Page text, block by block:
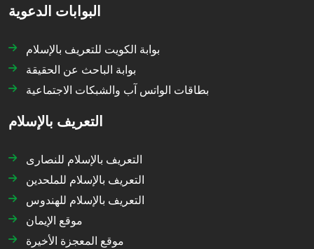
البوابات الدعوية
بوابة الكويت للتعريف بالإسلام
بوابة الباحث عن الحقيقة
بطاقات الواتس آب والشبكات الاجتماعية
التعريف بالإسلام
التعريف بالإسلام للنصارى
التعريف بالإسلام للملحدين
التعريف بالإسلام للهندوس
موقع الإيمان
موقع المعجزة الأخيرة